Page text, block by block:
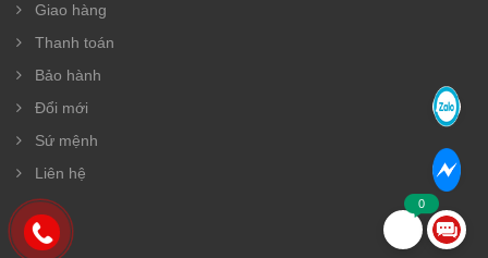
Giao hàng
Thanh toán
Bảo hành
Đổi mới
Sứ mệnh
Liên hệ
0